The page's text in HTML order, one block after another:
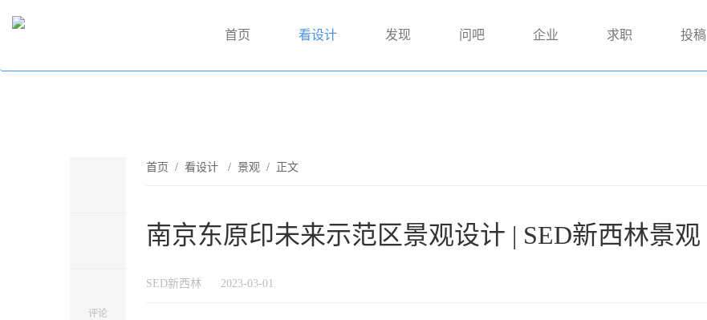
首页 看设计 发现 问吧 企业 求职 投稿
评论
首页 /看设计 / 景观 / 正文
南京东原印未来示范区景观设计 | SED新西林景观
SED新西林 2023-03-01